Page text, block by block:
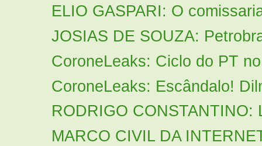
ELIO GASPARI: O
JOSIAS DE SOUZA:
CoroneLeaks: Ciclo do PT
CoroneLeaks: Escândalo!
RODRIGO CONSTANTINO:
MARCO CIVIL DA